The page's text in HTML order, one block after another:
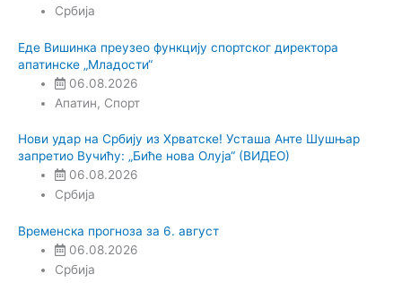
Србија
Еде Вишинка преузео функцију спортског директора
апатинске „Младости“
06.08.2026
Апатин, Спорт
Нови удар на Србију из Хрватске! Усташа Анте Шушњар
запретио Вучићу: „Биће нова Олуја“ (ВИДЕО)
06.08.2026
Србија
Временска прогноза за 6. август
06.08.2026
Србија